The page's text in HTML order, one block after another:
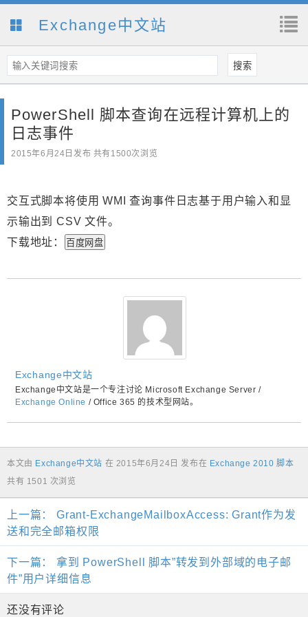
Exchange中文站
PowerShell 脚本查询在远程计算机上的
日志事件
2015年6月24日 发布 共有1500次浏览
交互式脚本将使用 WMI 查询事件日志基于用户输入和显
示输出到 CSV 文件。
下载地址：
百度网盘
Exchange中文站
Exchange中文站是一个专注讨论 Microsoft Exchange Server /
Exchange Online / Office 365 的技术型网站。
本文由 Exchange中文站 在 2015年6月24日 发布在 Exchange 2010 脚本
共有 1501 次浏览
上一篇：
Grant-ExchangeMailboxAccess: Grant作为发
送和完全邮箱权限
下一篇：
拿到 PowerShell 脚本”转发到外部域的电子邮
件”用户详细信息
还没有评论